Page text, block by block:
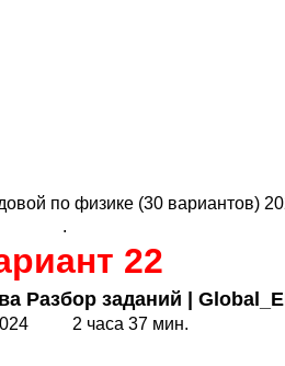
по физике (30 вариантов)
.
22
Разбор заданий |
4 2 часа 37 мин.